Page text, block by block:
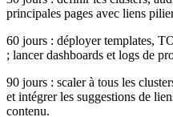
principales pages avec liens
60 jours : déployer templates,
; lancer dashboards et logs de
90 jours : scaler à tous les
et intégrer les suggestions de
contenu.